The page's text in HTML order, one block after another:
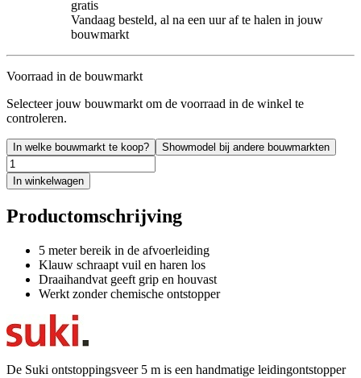
gratis
Vandaag besteld, al na een uur af te halen in jouw
bouwmarkt
Voorraad in de bouwmarkt
Selecteer jouw bouwmarkt om de voorraad in de winkel te
controleren.
In welke bouwmarkt te koop? Showmodel bij andere bouwmarkten
In winkelwagen
Productomschrijving
5 meter bereik in de afvoerleiding
Klauw schraapt vuil en haren los
Draaihandvat geeft grip en houvast
Werkt zonder chemische ontstopper
De Suki ontstoppingsveer 5 m is een handmatige leidingontstopper